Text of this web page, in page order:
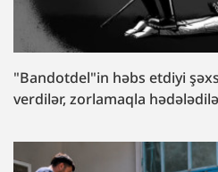
"Bandotdel"in həbs etdiyi
verdilər, zorlamaqla